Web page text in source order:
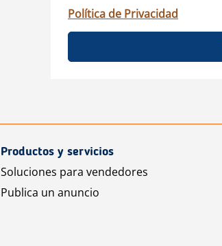
Política de Privacidad
Productos y servicios
Soluciones para vendedores
Publica un anuncio